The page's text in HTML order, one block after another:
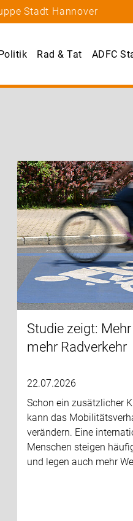
Stadt Hannover
Politik Rad & Tat ADFC
Studie zeigt:
mehr Radverkehr
22.07.2026
Schon ein zusätzlicher
kann das
verändern. Eine
Menschen steigen
und legen auch mehr